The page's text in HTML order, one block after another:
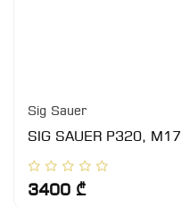
Sig Sauer
SIG SAUER P320, M17
3400 ₾